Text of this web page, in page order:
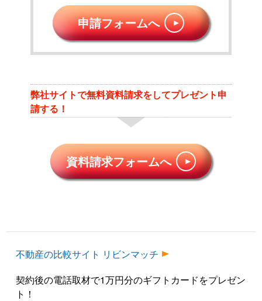
申請フォームへ
弊社サイトで無料資料請求をしてプレゼント申
請する！
資料請求フォームへ
不動産の比較サイト リビンマッチ
契約後の電話取材で1万円分のギフトカードをプレゼン
ト！